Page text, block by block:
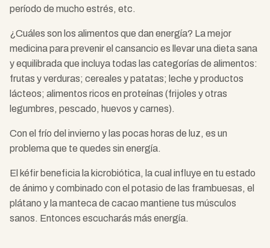
período de mucho estrés, etc.
¿Cuáles son los alimentos que dan energía? La mejor
medicina para prevenir el cansancio es llevar una dieta sana
y equilibrada que incluya todas las categorías de alimentos:
frutas y verduras; cereales y patatas; leche y productos
lácteos; alimentos ricos en proteínas (frijoles y otras
legumbres, pescado, huevos y carnes).
Con el frío del invierno y las pocas horas de luz, es un
problema que te quedes sin energía.
El kéfir beneficia la kicrobiótica, la cual influye en tu estado
de ánimo y combinado con el potasio de las frambuesas, el
plátano y la manteca de cacao mantiene tus músculos
sanos. Entonces escucharás más energía.